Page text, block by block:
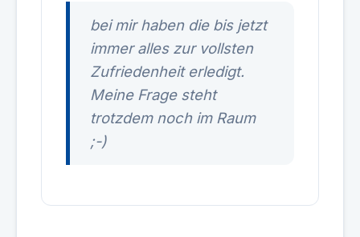
bei mir haben die bis jetzt
immer alles zur vollsten
Zufriedenheit erledigt.
Meine Frage steht
trotzdem noch im Raum
;-)